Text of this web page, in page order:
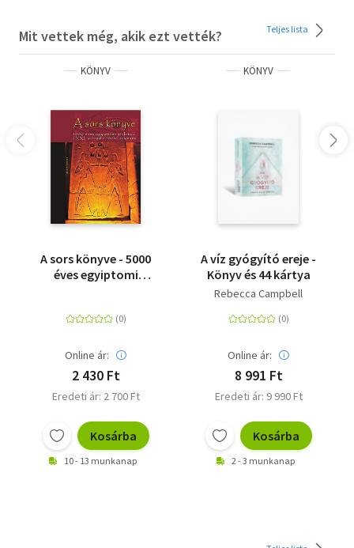
Mit vettek még, akik ezt vették? Teljes lista
KÖNYV
A sors könyve - 5000
éves egyiptomi
Online ár:
2 430 Ft
Eredeti ár: 2 700 Ft
Kosárba
10 - 13 munkanap
KÖNYV
A víz gyógyító ereje -
Könyv és 44 kártya
Rebecca Campbell
Online ár:
8 991 Ft
Eredeti ár: 9 990 Ft
Kosárba
2 - 3 munkanap